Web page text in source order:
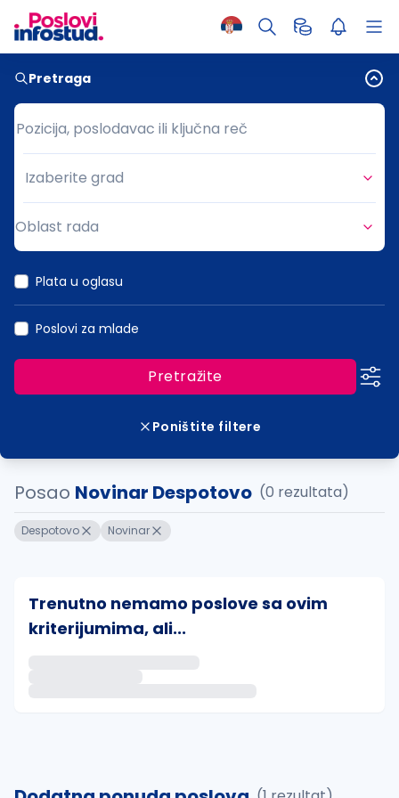
Pretraga
Pozicija, poslodavac ili ključna reč
Pozicija, poslodavac ili ključna reč
Grad
Izaberite grad
Oblast rada
Plata u oglasu
Poslovi za mlade
Pretražite
Poništite filtere
Posao Novinar Despotovo (0 rezultata)
Despotovo Novinar
Trenutno nemamo poslove sa ovim
kriterijumima, ali...